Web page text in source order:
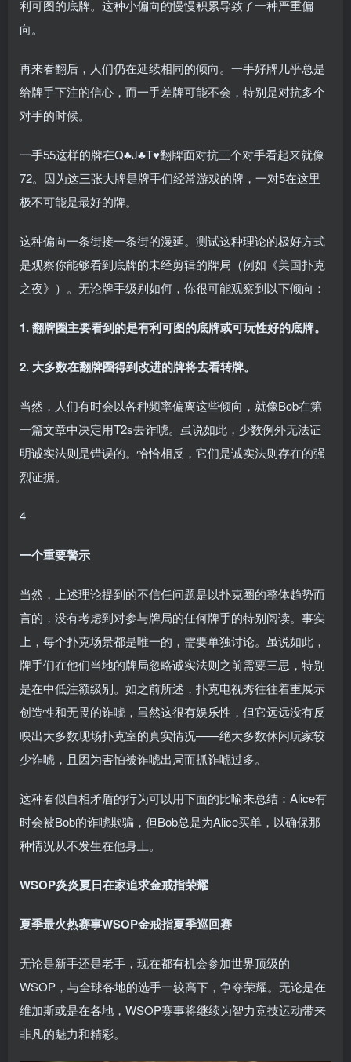
利可图的底牌。这种小偏向的慢慢积累导致了一种严重偏
向。
再来看翻后，人们仍在延续相同的倾向。一手好牌几乎总是
给牌手下注的信心，而一手差牌可能不会，特别是对抗多个
对手的时候。
一手55这样的牌在Q♣J♣T♥翻牌面对抗三个对手看起来就像
72。因为这三张大牌是牌手们经常游戏的牌，一对5在这里
极不可能是最好的牌。
这种偏向一条街接一条街的漫延。测试这种理论的极好方式
是观察你能够看到底牌的未经剪辑的牌局（例如《美国扑克
之夜》）。无论牌手级别如何，你很可能观察到以下倾向：
1. 翻牌圈主要看到的是有利可图的底牌或可玩性好的底牌。
2. 大多数在翻牌圈得到改进的牌将去看转牌。
当然，人们有时会以各种频率偏离这些倾向，就像Bob在第
一篇文章中决定用T2s去诈唬。虽说如此，少数例外无法证
明诚实法则是错误的。恰恰相反，它们是诚实法则存在的强
烈证据。
4
一个重要警示
当然，上述理论提到的不信任问题是以扑克圈的整体趋势而
言的，没有考虑到对参与牌局的任何牌手的特别阅读。事实
上，每个扑克场景都是唯一的，需要单独讨论。虽说如此，
牌手们在他们当地的牌局忽略诚实法则之前需要三思，特别
是在中低注额级别。如之前所述，扑克电视秀往往着重展示
创造性和无畏的诈唬，虽然这很有娱乐性，但它远远没有反
映出大多数现场扑克室的真实情况——绝大多数休闲玩家较
少诈唬，且因为害怕被诈唬出局而抓诈唬过多。
这种看似自相矛盾的行为可以用下面的比喻来总结：Alice有
时会被Bob的诈唬欺骗，但Bob总是为Alice买单，以确保那
种情况从不发生在他身上。
WSOP炎炎夏日在家追求金戒指荣耀
夏季最火热赛事WSOP金戒指夏季巡回赛
无论是新手还是老手，现在都有机会参加世界顶级的
WSOP，与全球各地的选手一较高下，争夺荣耀。无论是在
维加斯或是在各地，WSOP赛事将继续为智力竞技运动带来
非凡的魅力和精彩。